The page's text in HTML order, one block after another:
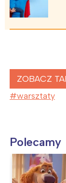
ZOBACZ
warsztaty
Polecamy